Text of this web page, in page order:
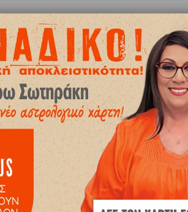
προβλέψεις για τα 12 ζώδια
στην Παρθένο στο ζώδιό σας. Αν
σας, διαβάστε και το ζώδιο του
και καθημερινό έκτο οίκο σας, οι
σας γίνονται πιο ευχάριστες και
έχετε μεγαλύτερη αποδοτικότητα
για την εύρυθμη λειτουργία της
στην εργασία σας, με το αναλυτικό
την τάξη. Ίσως κινηθείτε